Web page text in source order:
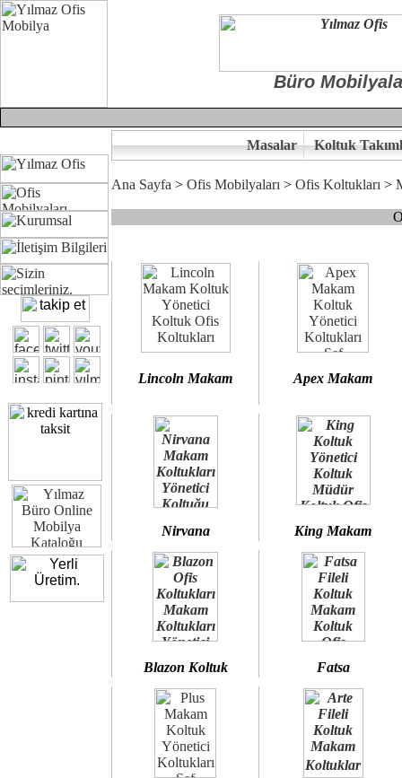
Büro
Ofisinizin dekorasyonunda ergonomi ve kaliteye önem
Çünkü sitemizde bulunan seçkin bürosit, goldsit ve modern
Size yakışan ofis koltuk tasarımına gelin birlikte karar verelim.
Kalite ve ergonomiyi arıyanların tercihi...Yılmaz Büro Mobilya
Masalar Koltuk
Ana Sayfa > Ofis Mobilyaları > Ofis Koltukları >
Lincoln Makam Apex Makam
Nirvana King Makam
Blazon Koltuk Fatsa